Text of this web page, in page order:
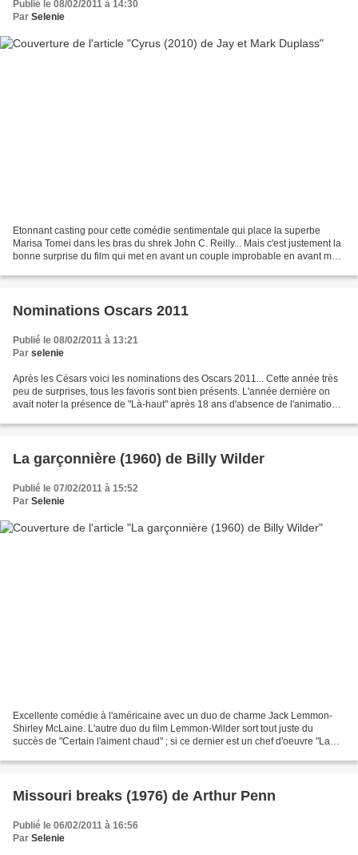
Publié le 08/02/2011 à 14:30
Par Selenie
Etonnant casting pour cette comédie sentimentale qui place la superbe
Marisa Tomei dans les bras du shrek John C. Reilly... Mais c'est justement la
bonne surprise du film qui met en avant un couple improbable en avant mais
Nominations Oscars 2011
Publié le 08/02/2011 à 13:21
Par selenie
Après les Césars voici les nominations des Oscars 2011... Cette année très
peu de surprises, tous les favoris sont bien présents. L'année dernière on
avait noter la présence de "Là-haut" après 18 ans d'absence de l'animation
La garçonnière (1960) de Billy Wilder
Publié le 07/02/2011 à 15:52
Par Selenie
Excellente comédie à l'américaine avec un duo de charme Jack Lemmon-
Shirley McLaine. L'autre duo du film Lemmon-Wilder sort tout juste du
succès de "Certain l'aiment chaud" ; si ce dernier est un chef d'oeuvre "La
Missouri breaks (1976) de Arthur Penn
Publié le 06/02/2011 à 16:56
Par Selenie